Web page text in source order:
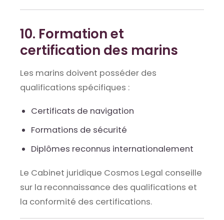
10. Formation et
certification des marins
Les marins doivent posséder des
qualifications spécifiques :
Certificats de navigation
Formations de sécurité
Diplômes reconnus internationalement
Le Cabinet juridique Cosmos Legal conseille
sur la reconnaissance des qualifications et
la conformité des certifications.